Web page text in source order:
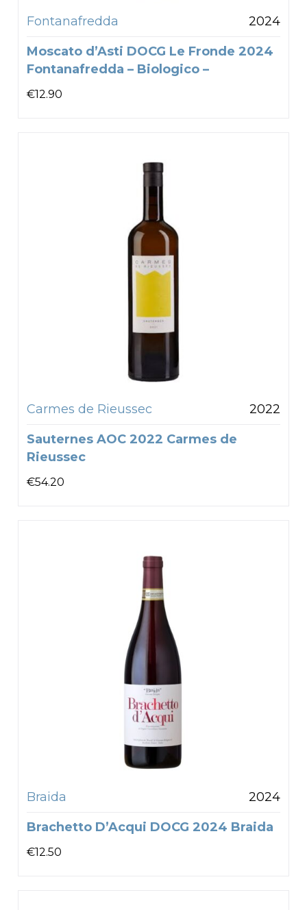
Fontanafredda
2024
Moscato d’Asti DOCG Le Fronde 2024
Fontanafredda – Biologico –
€12.90
Carmes de Rieussec
2022
Sauternes AOC 2022 Carmes de
Rieussec
€54.20
Braida
2024
Brachetto D’Acqui DOCG 2024 Braida
€12.50